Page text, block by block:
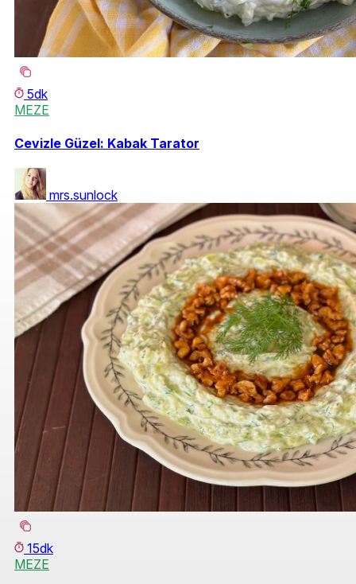
5dk
MEZE
Cevizle Güzel: Kabak Tarator
mrs.sunlock
15dk
MEZE